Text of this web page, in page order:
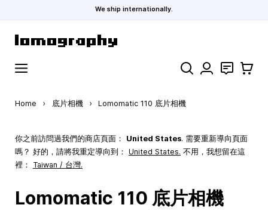
We ship internationally.
Search 聯絡 購物車
Home › 底片相機 › Lomomatic 110 底片相機
你之前訪問過我們的商店頁面： United States. 需要重新導向頁面
嗎？ 好的，請將我重定導向到： United States. 不用，我想留在這
裡： Taiwan / 台灣.
Lomomatic 110 底片相機